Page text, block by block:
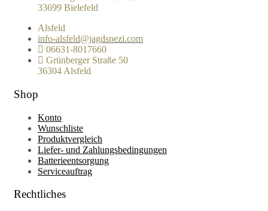
33699 Bielefeld
Alsfeld
info-alsfeld@jagdspezi.com
06631-8017660
Grünberger Straße 50
36304 Alsfeld
Shop
Konto
Wunschliste
Produktvergleich
Liefer- und Zahlungsbedingungen
Batterieentsorgung
Serviceauftrag
Rechtliches